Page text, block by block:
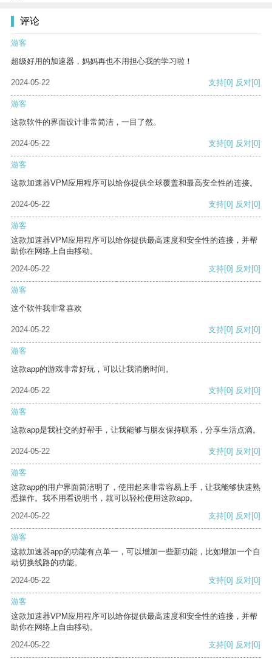
评论
游客
超级好用的加速器，妈妈再也不用担心我的学习啦！
2024-05-22 支持[0] 反对[0]
游客
这款软件的界面设计非常简洁，一目了然。
2024-05-22 支持[0] 反对[0]
游客
这款加速器VPM应用程序可以给你提供全球覆盖和最高安全性的连接。
2024-05-22 支持[0] 反对[0]
游客
这款加速器VPM应用程序可以给你提供最高速度和安全性的连接，并帮
助你在网络上自由移动。
2024-05-22
支持[0] 反对[0]
游客
这个软件我非常喜欢
2024-05-22 支持[0] 反对[0]
游客
这款app的游戏非常好玩，可以让我消磨时间。
2024-05-22 支持[0] 反对[0]
游客
这款app是我社交的好帮手，让我能够与朋友保持联系，分享生活点滴。
2024-05-22 支持[0] 反对[0]
游客
这款app的用户界面简洁明了，使用起来非常容易上手，让我能够快速熟
悉操作。我不用看说明书，就可以轻松使用这款app。
2024-05-22
支持[0] 反对[0]
游客
这款加速器app的功能有点单一，可以增加一些新功能，比如增加一个自
动切换线路的功能。
2024-05-22
支持[0] 反对[0]
游客
这款加速器VPM应用程序可以给你提供最高速度和安全性的连接，并帮
助你在网络上自由移动。
2024-05-22
支持[0] 反对[0]